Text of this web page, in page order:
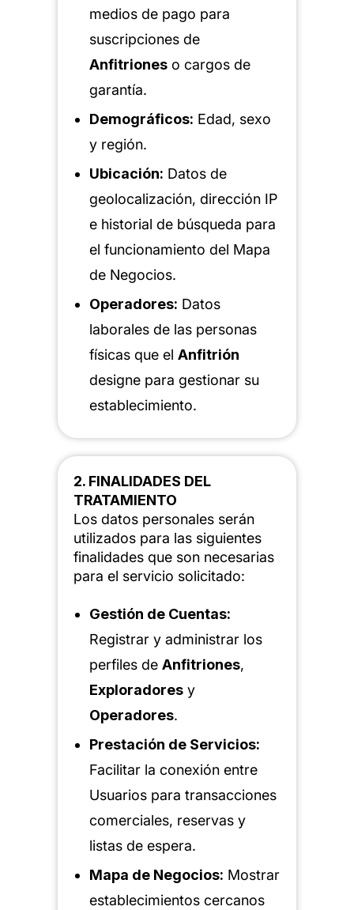
medios de pago para
suscripciones de
Anfitrioneso cargos de
garantía.
Demográficos: Edad, sexo
y región.
Ubicación: Datos de
geolocalización, dirección IP
e historial de búsqueda para
el funcionamiento del Mapa
de Negocios.
Operadores: Datos
laborales de las personas
físicas que el Anfitrión
designe para gestionar su
establecimiento.
2. FINALIDADES DEL
TRATAMIENTO
Los datos personales serán
utilizados para las siguientes
finalidades que son necesarias
para el servicio solicitado:
Gestión de Cuentas:
Registrar y administrar los
perfiles de Anfitriones,
Exploradoresy
Operadores.
Prestación de Servicios:
Facilitar la conexión entre
Usuarios para transacciones
comerciales, reservas y
listas de espera.
Mapa de Negocios: Mostrar
establecimientos cercanos